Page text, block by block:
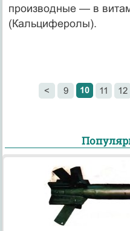
производные — в
(Кальциферолы).
< 9 10 11 12